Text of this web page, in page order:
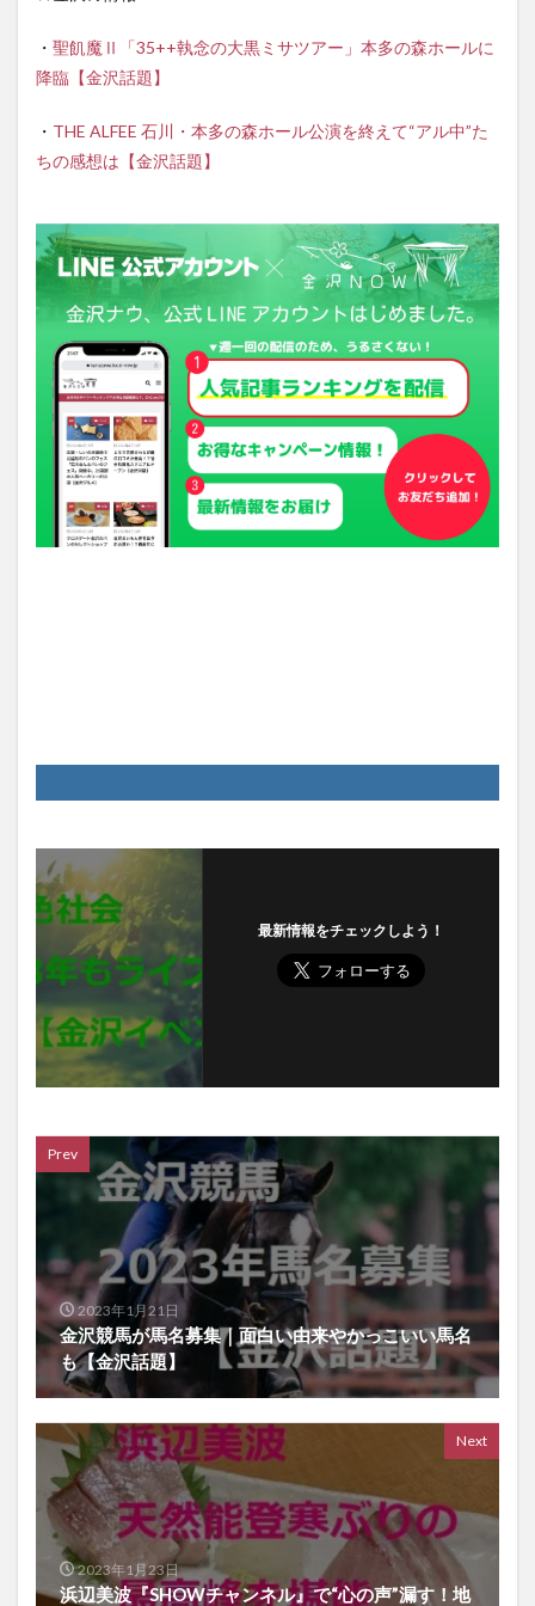
・ 聖飢魔Ⅱ「35++執念の大黒ミサツアー」本多の森ホールに
降臨【金沢話題】
・ THE ALFEE 石川・本多の森ホール公演を終えて“アル中”た
ちの感想は【金沢話題】
最新情報をチェックしよう！
Prev
2023年1月21日
金沢競馬が馬名募集｜面白い由来やかっこいい馬名
も【金沢話題】
Next
2023年1月23日
浜辺美波『SHOWチャンネル』で“心の声”漏す！地